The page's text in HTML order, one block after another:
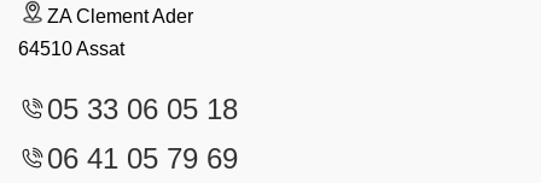
ZA Clement Ader
64510 Assat
05 33 06 05 18
06 41 05 79 69